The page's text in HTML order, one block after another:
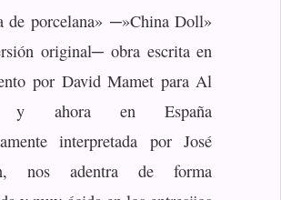
de porcelana» ─»China Doll»
original─ obra escrita en
por David Mamet para Al
y ahora en España
interpretada por José
nos adentra de forma